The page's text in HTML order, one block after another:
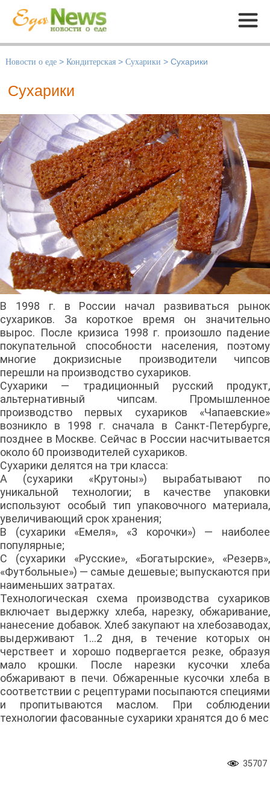
Меню
Новости о еде > Кондитерская > Сухарики > Сухарики
Сухарики
В 1998 г. в России начал развиваться рынок
сухариков. За короткое время он значительно
вырос. После кризиса 1998 г. произошло падение
покупательной способности населения, поэтому
многие докризисные производители чипсов
перешли на производство сухариков.
Сухарики — традиционный русский продукт,
альтернативный чипсам. Промышленное
производство первых сухариков «Чапаевские»
возникло в 1998 г. сначала в Санкт-Петербурге,
позднее в Москве. Сейчас в России насчитывается
около 60 производителей сухариков.
Сухарики делятся на три класса:
А (сухарики «Крутоны») вырабатывают по
уникальной технологии; в качестве упаковки
используют особый тип упаковочного материала,
увеличивающий срок хранения;
В (сухарики «Емеля», «3 корочки») — наиболее
популярные;
С (сухарики «Русские», «Богатырские», «Резерв»,
«Футбольные») — самые дешевые; выпускаются при
наименьших затратах.
Технологическая схема производства сухариков
включает выдержку хлеба, нарезку, обжаривание,
нанесение добавок. Хлеб закупают на хлебозаводах,
выдерживают 1...2 дня, в течение которых он
черствеет и хорошо подвергается резке, образуя
мало крошки. После нарезки кусочки хлеба
обжаривают в печи. Обжаренные кусочки хлеба в
соответствии с рецептурами посыпаются специями
и пропитываются маслом. При соблюдении
технологии фасованные сухарики хранятся до 6 мес
35707